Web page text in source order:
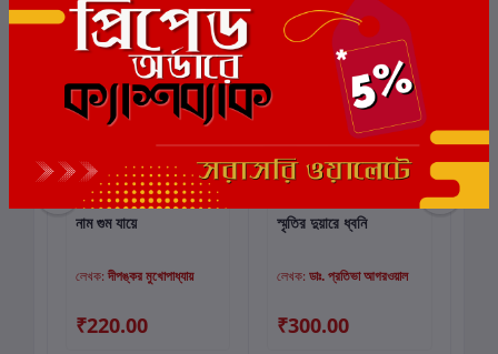
কার্টে যোগ করুন
নাম গুম যায়ে
লেখক:দীপঙ্কর মুখোপাধ্যায়
₹220.00
কার্টে যোগ করুন
স্মৃতির দুয়ারে ধ্বনি
লেখক: ডাঃ. প্রতিভা আগরওয়াল
₹300.00